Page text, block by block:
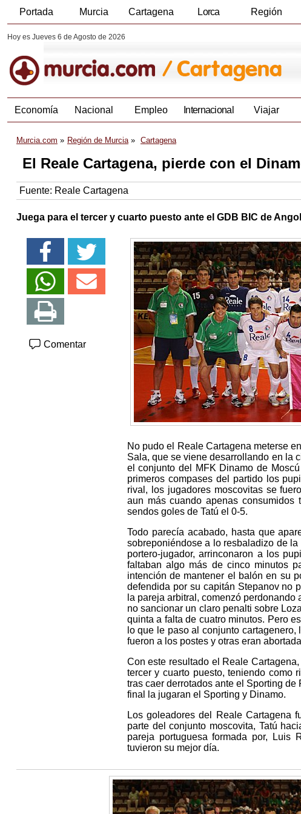
Portada Murcia Cartagena Lorca Región
Hoy es Jueves 6 de Agosto de 2026
Economía Nacional Empleo Internacional Viajar
Murcia.com Región de Murcia Cartagena
El Reale Cartagena, pierde con el
Fuente: Reale Cartagena
Juega para el tercer y cuarto puesto ante el GDB BIC de
Comentar
No pudo el Reale Cartagena meterse
Sala, que se viene desarrollando en la
el conjunto del MFK Dinamo de
primeros compases del partido los
rival, los jugadores moscovitas se
aun más cuando apenas
sendos goles de Tatú el 0-5.
Todo parecía acabado, hasta que
sobreponiéndose a lo resbaladizo de
portero-jugador, arrinconaron a los
faltaban algo más de cinco minutos
intención de mantener el balón en su
defendida por su capitán Stepanov no
la pareja arbitral, comenzó
no sancionar un claro penalti sobre
quinta a falta de cuatro minutos. Pero
lo que le paso al conjunto
fueron a los postes y otras eran
Con este resultado el Reale
tercer y cuarto puesto, teniendo como
tras caer derrotados ante el Sporting
final la jugaran el Sporting y Dinamo.
Los goleadores del Reale Cartagena
parte del conjunto moscovita, Tatú
pareja portuguesa formada por,
tuvieron su mejor día.